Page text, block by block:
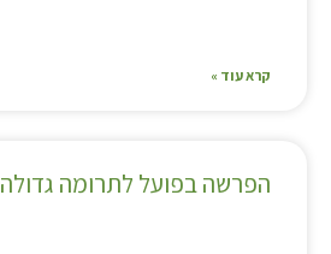
קרא עוד »
הפרשה בפועל לתרומה גדולה